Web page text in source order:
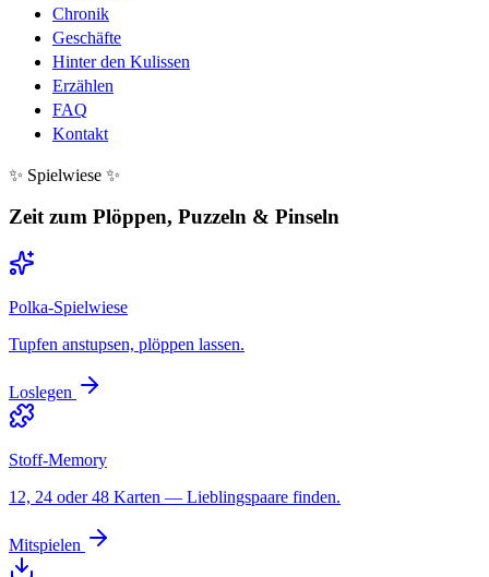
Chronik
Geschäfte
Hinter den Kulissen
Erzählen
FAQ
Kontakt
✨ Spielwiese ✨
Zeit zum Plöppen, Puzzeln & Pinseln
Polka-Spielwiese
Tupfen anstupsen, plöppen lassen.
Loslegen
Stoff-Memory
12, 24 oder 48 Karten — Lieblingspaare finden.
Mitspielen